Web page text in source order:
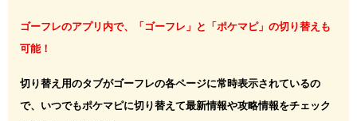
ゴーフレのアプリ内で、「ゴーフレ」と「ポケマピ」の切り替えも
可能！
切り替え用のタブがゴーフレの各ページに常時表示されているの
で、いつでもポケマピに切り替えて最新情報や攻略情報をチェック